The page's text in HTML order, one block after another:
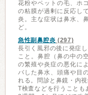
花粉やペットの毛、ホ
の粘膜が過剰に反応し
炎。主な症状は鼻水、
ど。
急性副鼻腔炎 (297)
長引く風邪の後に発症
こと。鼻腔（鼻の中の
の繁殖や炎症の悪化に
バした鼻水、頭痛や目
れる。問診と鼻鏡・内
T検査などを行うことも